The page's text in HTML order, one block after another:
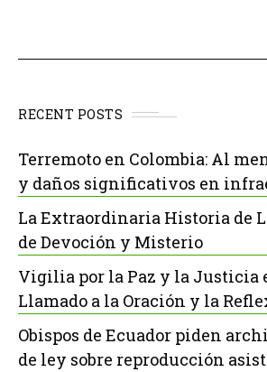
RECENT POSTS
Terremoto en Colombia: Al
y daños significativos en
La Extraordinaria Historia de
de Devoción y Misterio
Vigilia por la Paz y la Justicia
Llamado a la Oración y la
Obispos de Ecuador piden
de ley sobre reproducción